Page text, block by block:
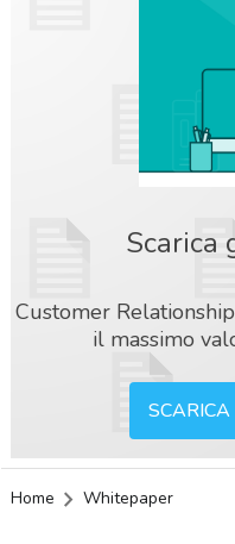
Scarica
Customer
il massimo
Home Whitepaper